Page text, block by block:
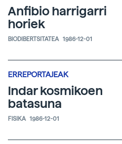
Anfibio harrigarri
horiek
BIODIBERTSITATEA 1986-12-01
ERREPORTAJEAK
Indar kosmikoen
batasuna
FISIKA 1986-12-01